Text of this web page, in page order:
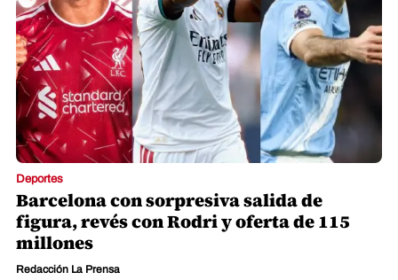
Deportes
Barcelona con sorpresiva salida de
figura, revés con Rodri y oferta de 115
millones
Redacción La Prensa